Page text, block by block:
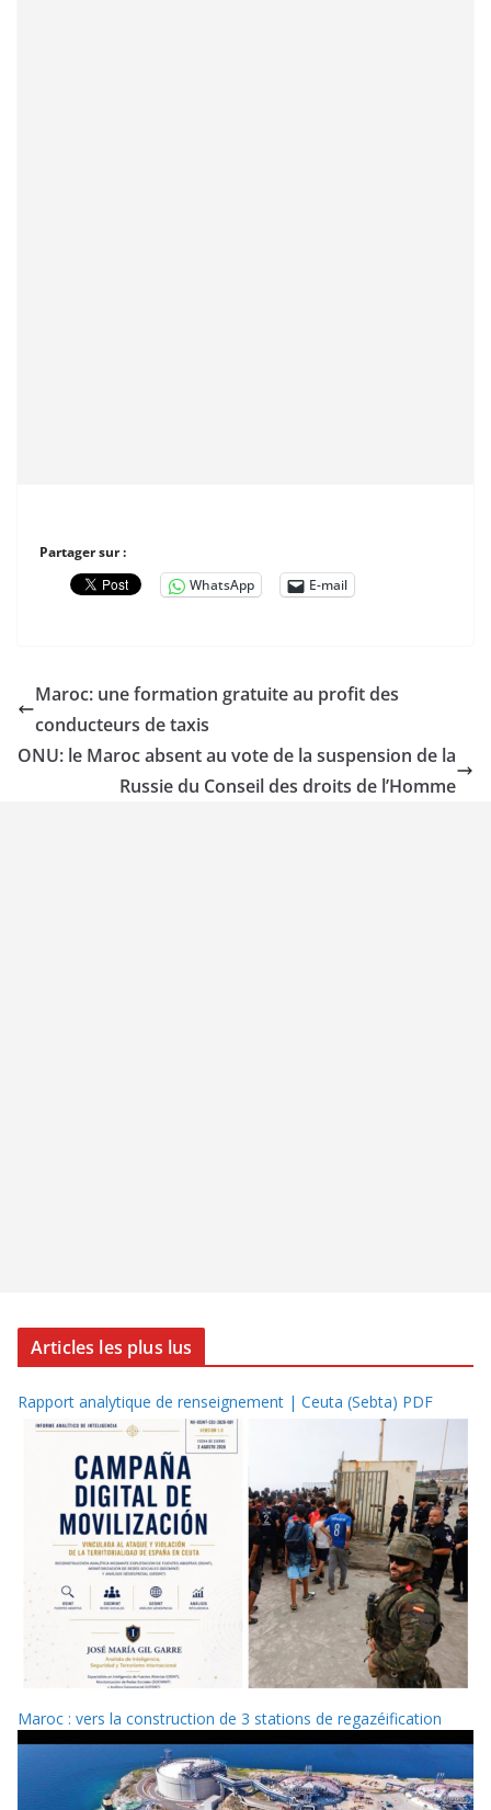
Partager sur :
WhatsApp
E-mail
Maroc: une formation gratuite au profit des
conducteurs de taxis
ONU: le Maroc absent au vote de la suspension de la
Russie du Conseil des droits de l’Homme
Articles les plus lus
Rapport analytique de renseignement | Ceuta (Sebta) PDF
Maroc : vers la construction de 3 stations de regazéification